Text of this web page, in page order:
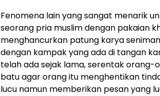
Fenomena lain yang sangat menarik
seorang pria muslim dengan pakaian
menghancurkan patung karya
dengan kampak yang ada di tangan
telah ada sejak lama, serentak
batu agar orang itu menghentikan
lucu namun memberikan pesan yang